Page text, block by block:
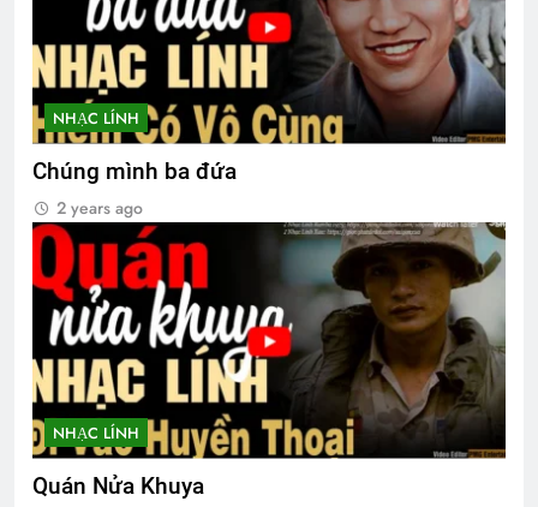
NHẠC LÍNH
Chúng mình ba đứa
2 years ago
NHẠC LÍNH
Quán Nửa Khuya